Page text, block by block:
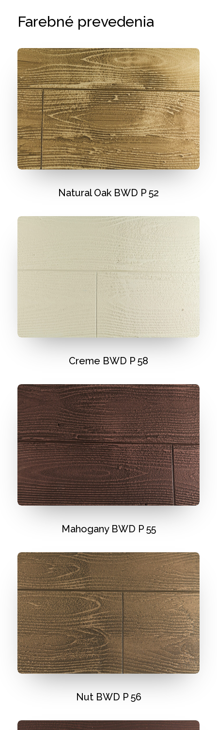
Farebné prevedenia
Natural Oak BWD P 52
Creme BWD P 58
Mahogany BWD P 55
Nut BWD P 56